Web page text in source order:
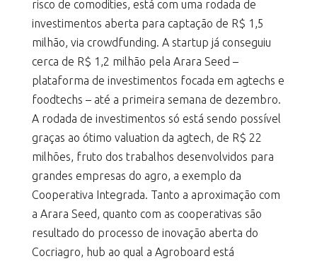
risco de comodities, está com uma rodada de
investimentos aberta para captação de R$ 1,5
milhão, via crowdfunding. A startup já conseguiu
cerca de R$ 1,2 milhão pela Arara Seed –
plataforma de investimentos focada em agtechs e
foodtechs – até a primeira semana de dezembro.
A rodada de investimentos só está sendo possível
graças ao ótimo valuation da agtech, de R$ 22
milhões, fruto dos trabalhos desenvolvidos para
grandes empresas do agro, a exemplo da
Cooperativa Integrada. Tanto a aproximação com
a Arara Seed, quanto com as cooperativas são
resultado do processo de inovação aberta do
Cocriagro, hub ao qual a Agroboard está